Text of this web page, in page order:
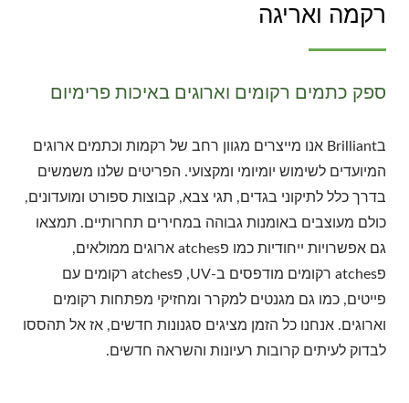
רקמה ואריגה
ספק כתמים רקומים וארוגים באיכות פרימיום
בBrilliant אנו מייצרים מגוון רחב של רקמות וכתמים ארוגים
המיועדים לשימוש יומיומי ומקצועי. הפריטים שלנו משמשים
בדרך כלל לתיקוני בגדים, תגי צבא, קבוצות ספורט ומועדונים,
כולם מעוצבים באומנות גבוהה במחירים תחרותיים. תמצאו
גם אפשרויות ייחודיות כמו פatches ארוגים ממולאים,
פatches רקומים מודפסים ב-UV, פatches רקומים עם
פייטים, כמו גם מגנטים למקרר ומחזיקי מפתחות רקומים
וארוגים. אנחנו כל הזמן מציגים סגנונות חדשים, אז אל תהססו
לבדוק לעיתים קרובות רעיונות והשראה חדשים.